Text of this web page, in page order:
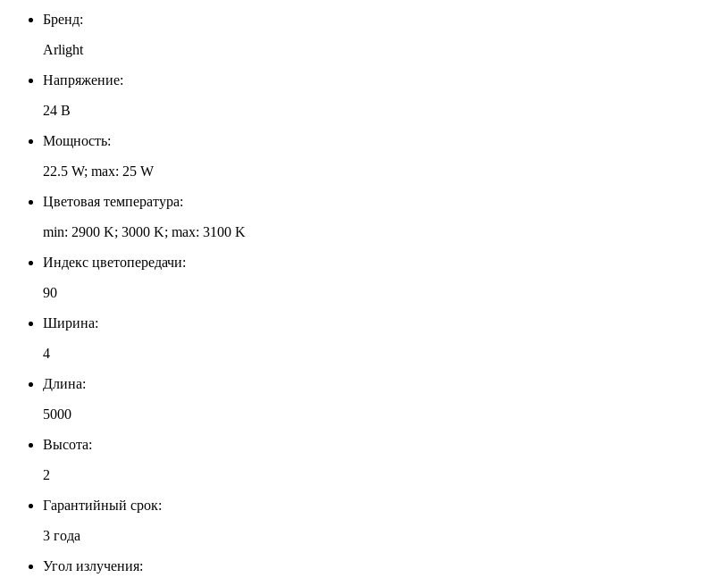
Бренд:
Arlight
Напряжение:
24 В
Мощность:
22.5 W; max: 25 W
Цветовая температура:
min: 2900 K; 3000 K; max: 3100 K
Индекс цветопередачи:
90
Ширина:
4
Длина:
5000
Высота:
2
Гарантийный срок:
3 года
Угол излучения: